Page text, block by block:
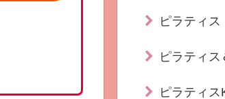
ピラティス
ピラティ
ピラティス